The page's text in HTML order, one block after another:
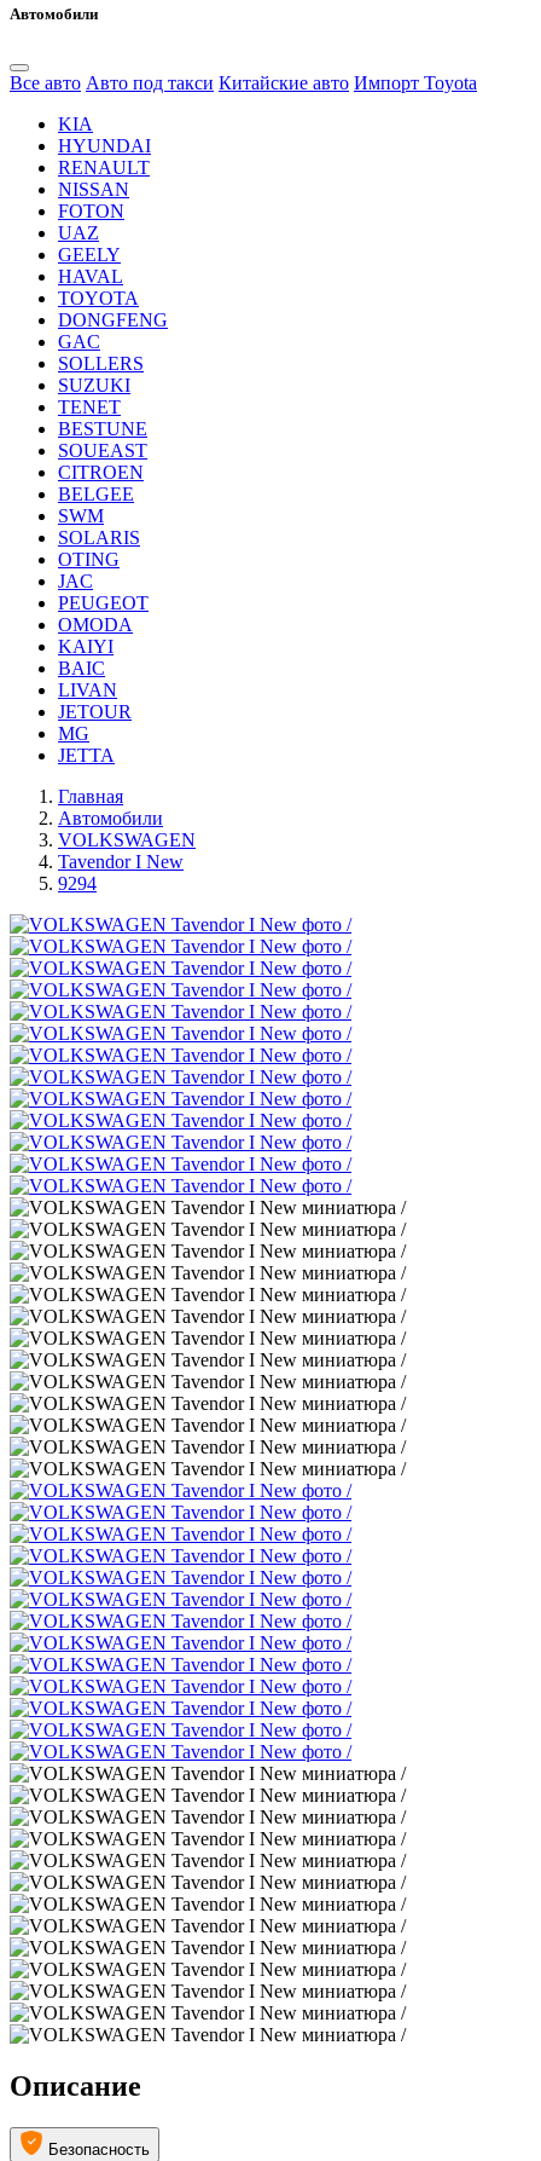
Автомобили
Все авто Авто под такси Китайские авто Импорт Toyota
KIA
HYUNDAI
RENAULT
NISSAN
FOTON
UAZ
GEELY
HAVAL
TOYOTA
DONGFENG
GAC
SOLLERS
SUZUKI
TENET
BESTUNE
SOUEAST
CITROEN
BELGEE
SWM
SOLARIS
OTING
JAC
PEUGEOT
OMODA
KAIYI
BAIC
LIVAN
JETOUR
MG
JETTA
Главная
Автомобили
VOLKSWAGEN
Tavendor I New
9294
Описание
Безопасность